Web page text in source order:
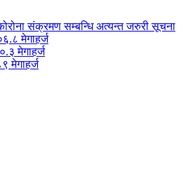
संक्रमण सम्बन्धि अत्यन्त जरुरी सूचना
मेगाहर्ज
मेगाहर्ज
मेगाहर्ज